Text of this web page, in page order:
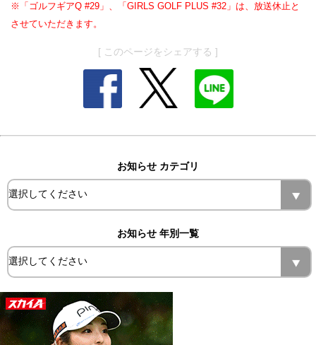
※「ゴルフギアQ #29」、「GIRLS GOLF PLUS #32」は、放送休止と
させていただきます。
[ このページをシェアする ]
お知らせ カテゴリ
お知らせ 年別一覧